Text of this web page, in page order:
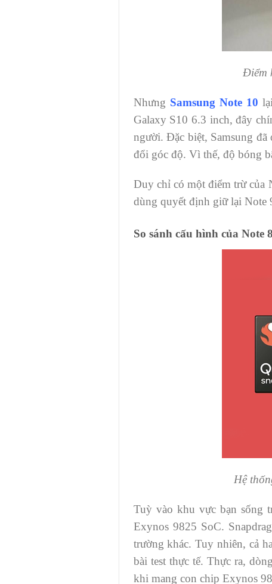
Điểm
Nhưng Samsung Note 10
Galaxy S10 6.3 inch, đây
người. Đặc biệt, Samsung
đổi góc độ. Vì thế, độ bóng
Duy chỉ có một điểm trừ của
dùng quyết định giữ lại Note
So sánh cấu hình của Note
Hệ
Tuỳ vào khu vực bạn sống
Exynos 9825 SoC.
trường khác. Tuy nhiên, cả
bài test thực tế. Thực ra,
khi mang con chip Exynos